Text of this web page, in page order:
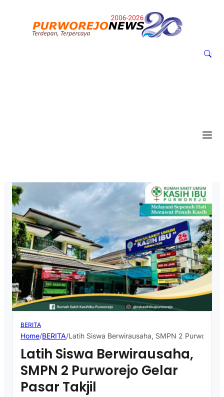
BERITA
Home/BERITA/Latih Siswa Berwirausaha, SMPN 2 Purworejo
Latih Siswa Berwirausaha,
SMPN 2 Purworejo Gelar
Pasar Takjil